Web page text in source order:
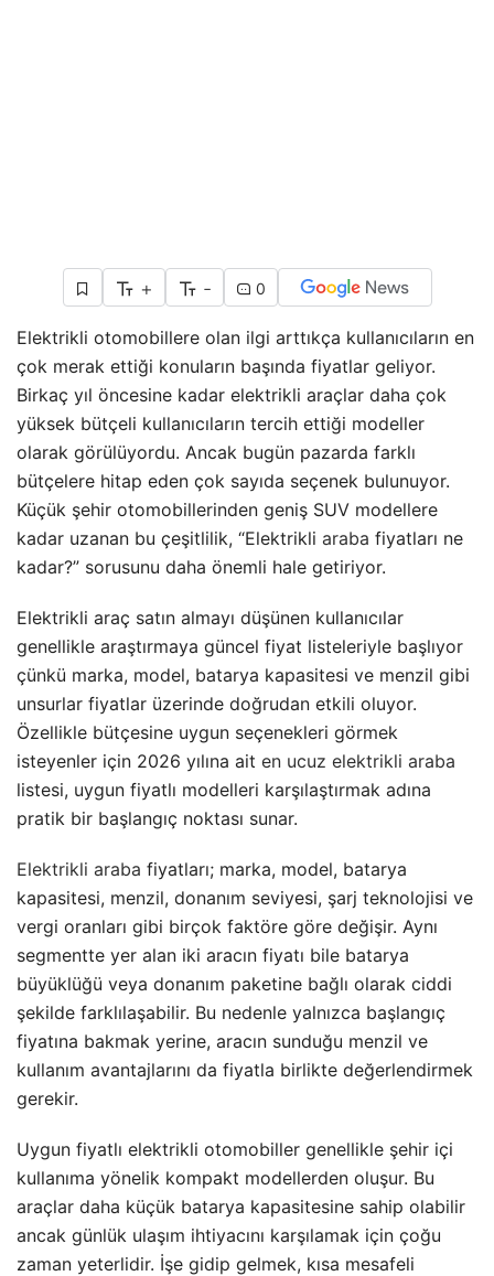
+ - 0
Elektrikli otomobillere olan ilgi arttıkça kullanıcıların en
çok merak ettiği konuların başında fiyatlar geliyor.
Birkaç yıl öncesine kadar elektrikli araçlar daha çok
yüksek bütçeli kullanıcıların tercih ettiği modeller
olarak görülüyordu. Ancak bugün pazarda farklı
bütçelere hitap eden çok sayıda seçenek bulunuyor.
Küçük şehir otomobillerinden geniş SUV modellere
kadar uzanan bu çeşitlilik, “Elektrikli araba fiyatları ne
kadar?” sorusunu daha önemli hale getiriyor.
Elektrikli araç satın almayı düşünen kullanıcılar
genellikle araştırmaya güncel fiyat listeleriyle başlıyor
çünkü marka, model, batarya kapasitesi ve menzil gibi
unsurlar fiyatlar üzerinde doğrudan etkili oluyor.
Özellikle bütçesine uygun seçenekleri görmek
isteyenler için 2026 yılına ait en ucuz elektrikli araba
listesi, uygun fiyatlı modelleri karşılaştırmak adına
pratik bir başlangıç noktası sunar.
Elektrikli araba fiyatları; marka, model, batarya
kapasitesi, menzil, donanım seviyesi, şarj teknolojisi ve
vergi oranları gibi birçok faktöre göre değişir. Aynı
segmentte yer alan iki aracın fiyatı bile batarya
büyüklüğü veya donanım paketine bağlı olarak ciddi
şekilde farklılaşabilir. Bu nedenle yalnızca başlangıç
fiyatına bakmak yerine, aracın sunduğu menzil ve
kullanım avantajlarını da fiyatla birlikte değerlendirmek
gerekir.
Uygun fiyatlı elektrikli otomobiller genellikle şehir içi
kullanıma yönelik kompakt modellerden oluşur. Bu
araçlar daha küçük batarya kapasitesine sahip olabilir
ancak günlük ulaşım ihtiyacını karşılamak için çoğu
zaman yeterlidir. İşe gidip gelmek, kısa mesafeli